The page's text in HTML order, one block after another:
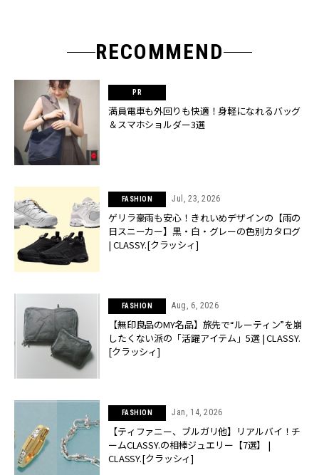
RECOMMEND
満員電車も外回りも快適！身軽になれるバッグ
＆スマホショルダー3選
FASHION Jul, 23, 2026
ゲリラ豪雨も安心！きれいめデザインの【雨の
日スニーカー】黒・白・グレーの色別カタログ
| CLASSY.[クラッシィ]
FASHION Aug, 6, 2026
【無印良品のMY名品】旅先で“ルーティン”を崩
したくない派の「活躍アイテム」5選 | CLASSY.
[クラッシィ]
FASHION Jan, 14, 2026
【ティファニー、ブルガリ他】リアルバイ！チ
ームCLASSY.の相棒ジュエリー【7選】 |
CLASSY.[クラッシィ]